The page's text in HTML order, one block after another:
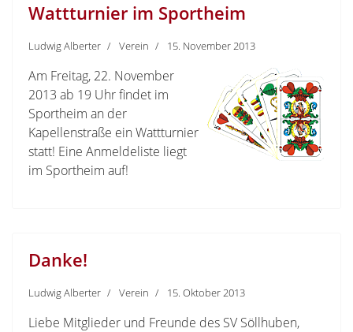
Wattturnier im Sportheim
Ludwig Alberter Verein 15. November 2013
Am Freitag, 22. November
2013 ab 19 Uhr findet im
Sportheim an der
Kapellenstraße ein Wattturnier
statt! Eine Anmeldeliste liegt
im Sportheim auf!
Danke!
Ludwig Alberter Verein 15. Oktober 2013
Liebe Mitglieder und Freunde des SV Söllhuben,